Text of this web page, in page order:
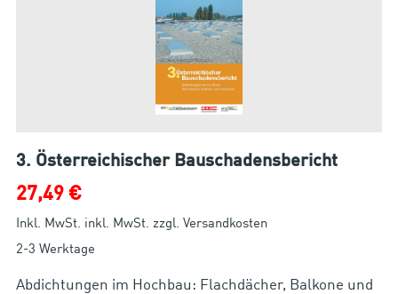
3. Österreichischer Bauschadensbericht
27,49 €
Inkl. MwSt. inkl. MwSt. zzgl. Versandkosten
2-3 Werktage
Abdichtungen im Hochbau: Flachdächer, Balkone und